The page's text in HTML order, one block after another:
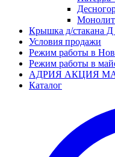
Монолит
Крышка д/стакана
Условия продажи
Режим работы в
Режим работы в
АДРИЯ АКЦИЯ
Каталог